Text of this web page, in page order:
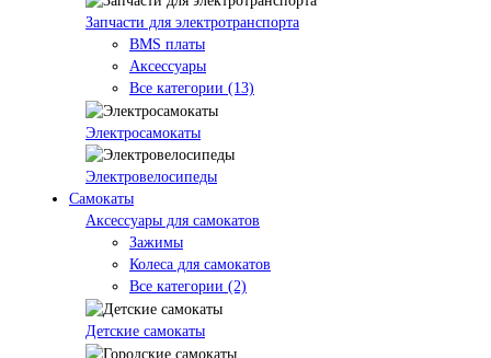
Запчасти для электротранспорта
BMS платы
Аксессуары
Все категории (13)
Электросамокаты
Электровелосипеды
Самокаты
Аксессуары для самокатов
Зажимы
Колеса для самокатов
Все категории (2)
Детские самокаты